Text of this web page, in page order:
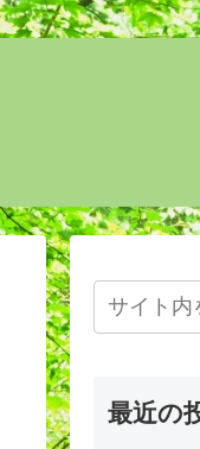
最近の